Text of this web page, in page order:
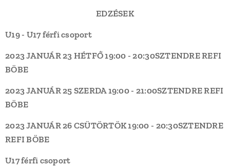
EDZÉSEK
U19 - U17 férfi csoport
2023 JANUÁR 23 HÉTFŐ19:00 - 20:30SZTENDRE REFI
BÖBE
2023 JANUÁR 25 SZERDA19:00 - 21:00SZTENDRE REFI
BÖBE
2023 JANUÁR 26 CSÜTÖRTÖK19:00 - 20:30SZTENDRE
REFIBÖBE
U17 férfi csoport